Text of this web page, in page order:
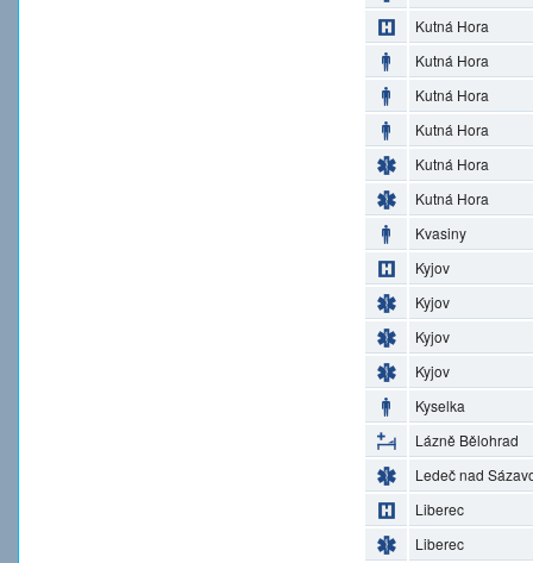
Kutná Hora
Kutná Hora
Kutná Hora
Kutná Hora
Kutná Hora
Kutná Hora
Kvasiny
Kyjov
Kyjov
Kyjov
Kyjov
Kyselka
Lázně Bělohrad
Ledeč nad
Liberec
Liberec